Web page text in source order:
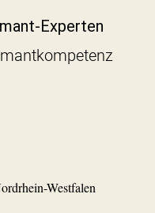
Experten
Westfalen